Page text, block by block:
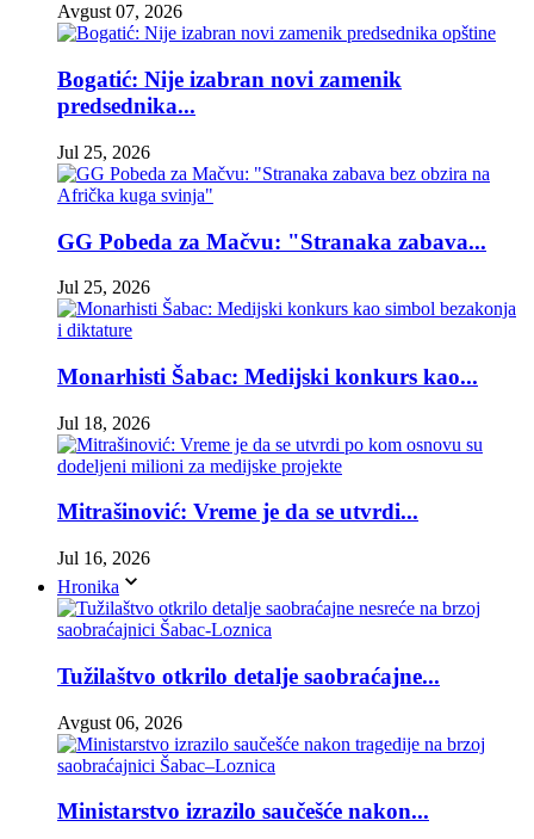
Avgust 07, 2026
Bogatić: Nije izabran novi zamenik
predsednika...
Jul 25, 2026
GG Pobeda za Mačvu: "Stranaka zabava...
Jul 25, 2026
Monarhisti Šabac: Medijski konkurs kao...
Jul 18, 2026
Mitrašinović: Vreme je da se utvrdi...
Jul 16, 2026
Hronika
Tužilaštvo otkrilo detalje saobraćajne...
Avgust 06, 2026
Ministarstvo izrazilo saučešće nakon...